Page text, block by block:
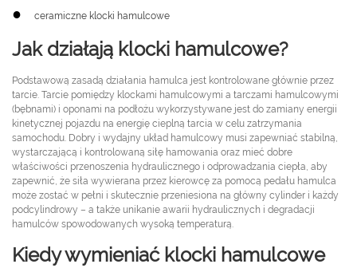
● ceramiczne klocki hamulcowe
Jak działają klocki hamulcowe?
Podstawową zasadą działania hamulca jest kontrolowane głównie przez
tarcie. Tarcie pomiędzy klockami hamulcowymi a tarczami hamulcowymi
(bębnami) i oponami na podłożu wykorzystywane jest do zamiany energii
kinetycznej pojazdu na energię cieplną tarcia w celu zatrzymania
samochodu. Dobry i wydajny układ hamulcowy musi zapewniać stabilną,
wystarczającą i kontrolowaną siłę hamowania oraz mieć dobre
właściwości przenoszenia hydraulicznego i odprowadzania ciepła, aby
zapewnić, że siła wywierana przez kierowcę za pomocą pedału hamulca
może zostać w pełni i skutecznie przeniesiona na główny cylinder i każdy
podcylindrowy – a także unikanie awarii hydraulicznych i degradacji
hamulców spowodowanych wysoką temperaturą.
Kiedy wymieniać klocki hamulcowe